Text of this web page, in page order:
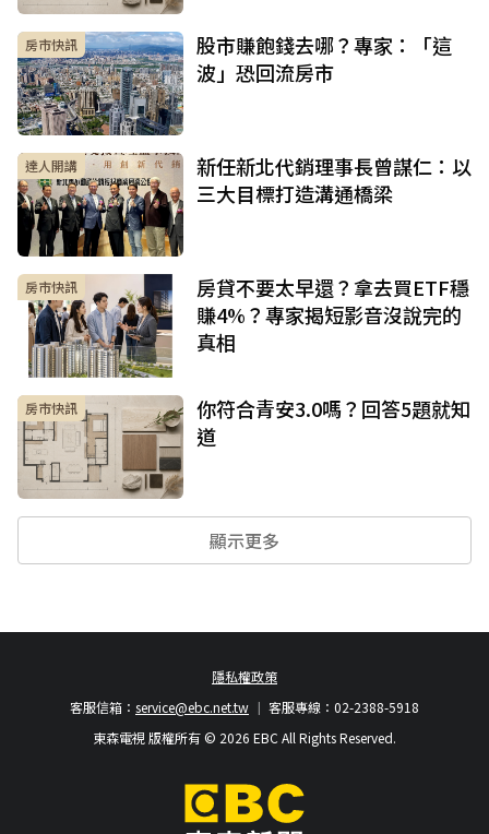
房市快訊
股市賺飽錢去哪？專家：「這
波」恐回流房市
達人開講
新任新北代銷理事長曾謀仁：以
三大目標打造溝通橋梁
房市快訊
房貸不要太早還？拿去買ETF穩
賺4%？專家揭短影音沒說完的
真相
房市快訊
你符合青安3.0嗎？回答5題就知
道
顯示更多
隱私權政策
客服專線：02-2388-5918
客服信箱： service@ebc.net.tw
東森電視 版權所有 © 2026 EBC All Rights Reserved.